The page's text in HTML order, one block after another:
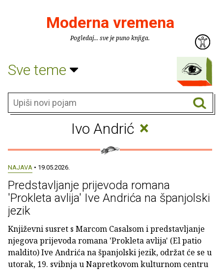
Moderna vremena
Pogledaj... sve je puno knjiga.
Sve teme
Ivo Andrić ×
NAJAVA • 19.05.2026.
Predstavljanje prijevoda romana
'Prokleta avlija' Ive Andrića na španjolski
jezik
Književni susret s Marcom Casalsom i predstavljanje
njegova prijevoda romana 'Prokleta avlija' (El patio
maldito) Ive Andrića na španjolski jezik, održat će se u
utorak, 19. svibnja u Napretkovom kulturnom centru